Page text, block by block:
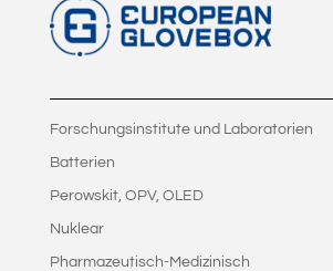
Forschungsinstitute und Laboratorien
Batterien
Perowskit, OPV, OLED
Nuklear
Pharmazeutisch-Medizinisch